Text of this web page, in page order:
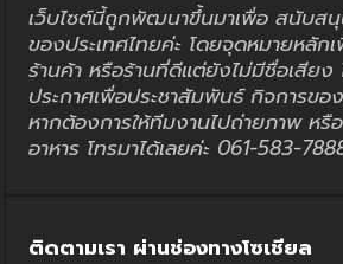
เว็บไซต์นี้ถูกพัฒนาขึ้นมาเพื่อ สนับส
ของประเทศไทยค่ะ โดยจุดหมายหลัก
ร้านค้า หรือร้านที่ดีแต่ยังไม่มีชื่อเสียง
ประกาศเพื่อประชาสัมพันธ์ กิจการขอ
หากต้องการให้ทีมงานไปถ่ายภาพ ห
อาหาร โทรมาได้เลยค่ะ 061-583-
ติดตามเรา ผ่านช่องทางโซเชียล